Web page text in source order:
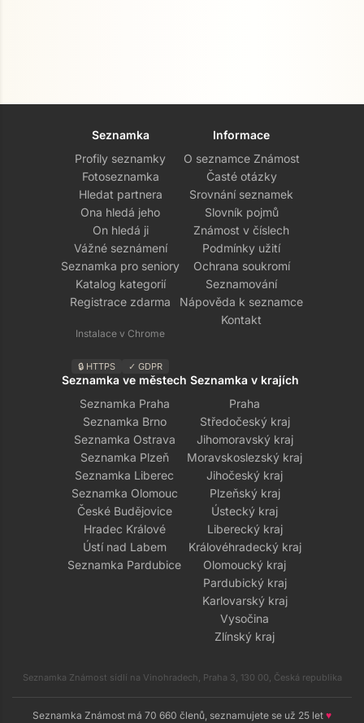
Seznamka
Profily seznamky
Fotoseznamka
Hledat partnera
Ona hledá jeho
On hledá ji
Vážné seznámení
Seznamka pro seniory
Katalog kategorií
Registrace zdarma
Instalace v Chrome
🔒 HTTPS ✓ GDPR
Informace
O seznamce Známost
Časté otázky
Srovnání seznamek
Slovník pojmů
Známost v číslech
Podmínky užití
Ochrana soukromí
Seznamování
Nápověda k seznamce
Kontakt
Seznamka ve městech
Seznamka Praha
Seznamka Brno
Seznamka Ostrava
Seznamka Plzeň
Seznamka Liberec
Seznamka Olomouc
České Budějovice
Hradec Králové
Ústí nad Labem
Seznamka Pardubice
Seznamka v krajích
Praha
Středočeský kraj
Jihomoravský kraj
Moravskoslezský kraj
Jihočeský kraj
Plzeňský kraj
Ústecký kraj
Liberecký kraj
Královéhradecký kraj
Olomoucký kraj
Pardubický kraj
Karlovarský kraj
Vysočina
Zlínský kraj
Seznamka Známost sídlí na Vinohradech, Praha 3, 130 00, Česká republika
Seznamka Známost má 70 660 členů, seznamujete se už 25 let ♥